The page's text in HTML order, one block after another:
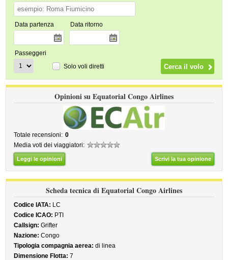
Data partenza Data ritorno
Passeggeri
Solo voli diretti
Opinioni su Equatorial Congo Airlines
Totale recensioni: 0
Media voti dei viaggiatori:
Leggi le opinioni Scrivi la tua opinione
Scheda tecnica di Equatorial Congo Airlines
Codice IATA: LC
Codice ICAO: PTI
Callsign: Grifter
Nazione: Congo
Tipologia compagnia aerea: di linea
Dimensione Flotta: 7